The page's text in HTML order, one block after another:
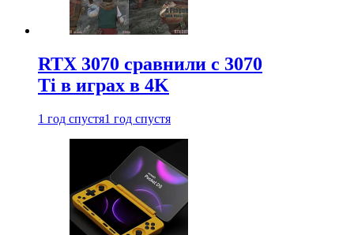
RTX 3070 сравнили с 3070
Ti в играх в 4K
1 год спустя1 год спустя